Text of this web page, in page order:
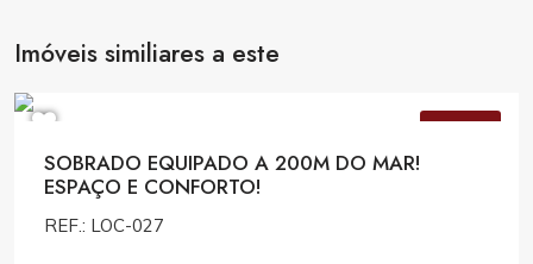
Imóveis similiares a este
VENDA
SOBRADO EQUIPADO A 200M DO MAR!
ESPAÇO E CONFORTO!
REF.: LOC-027